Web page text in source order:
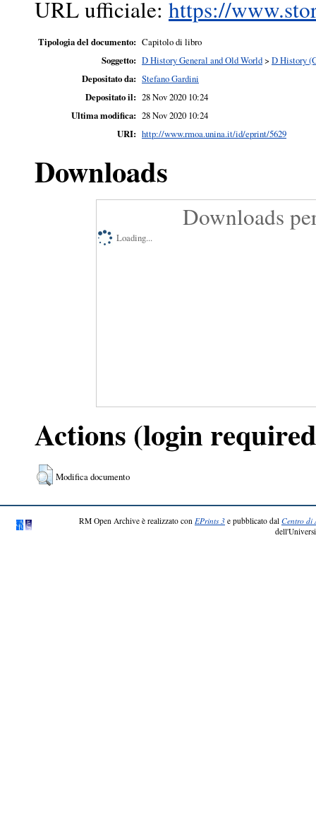
URL ufficiale: https://
Tipologia del documento: Capitolo di libro
Soggetto: D History General and Old World> D History
Depositato da: Stefano Gardini
Depositato il: 28 Nov 2020 10:24
Ultima modifica: 28 Nov 2020 10:24
URI: http://www.rmoa.unina.it/id/eprint/5629
Downloads
Downloads
Loading...
Actions (login
Modifica documento
RM Open Archive è realizzato con EPrints 3 e pubblicato dal Centro di